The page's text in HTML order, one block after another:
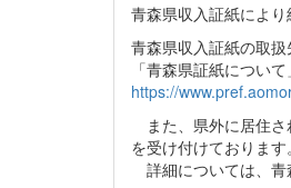
青森県収入証紙により
青森県収入証紙の取
「青森県証紙について
https://
また、県外に居住さ
を受け付けておりま
詳細については、青